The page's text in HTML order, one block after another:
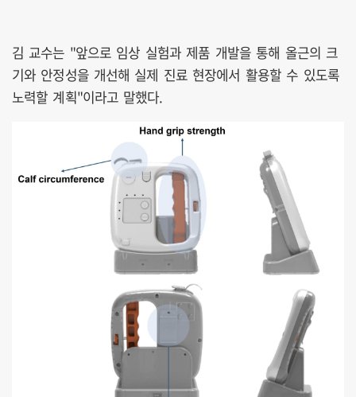
김 교수는 "앞으로 임상 실험과 제품 개발을 통해 올근의 크
기와 안정성을 개선해 실제 진료 현장에서 활용할 수 있도록
노력할 계획"이라고 말했다.